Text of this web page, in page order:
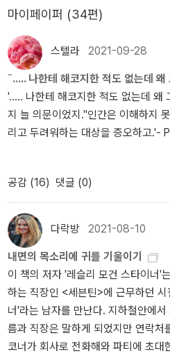
다는 걸 잘 알고 있습니다. 오스트레
경찰 '앤드류'가 이끄는 데로 다니며
인일 가능성이 대두되면서, 소설 중반
물던 '해리 홀레'는 의도치 않게 수사
쩌면 이 작품 속 '해리 홀레'는 운 나
어야 할 일들에 휩싸여 버린 건지도
지만 아직은 순수해 보이는 '해리 홀
이 자신의 남은 인생을 흔들어 놓을
로 평생 안고 살아가야할 또 다른 슬
게 아니에요, 해리. 오스트레일리아
개놓고 정작 그게 없어지자 그걸 깔아
원주민인 '애버리진'에게 죽음을 의미
작품은 백인들에게 자신들의 땅을 빼
신화가 상당히 중요한 부분을 차지하
억울한데 자신들에 관한 정부의 오락
참해지는 '애버리진'들의 이야기는
국의 원주민인 인디언들과는 다르게
율은 높아만 가고, 뒤늦게 보상이라
역력이 떨어져 통제 불가능한 중독자가
에서의 마지막 이야기는 첫 시작점
함 또는 우리가 이루고자 하는 이야기
것에 대한 나름의 교훈을 느꼈다. 90년대의 작품으로서 그 세대에서
풍기는 문화에 대한 어려움을 설명
도를 높였으며, 무엇보다도 이 책의
리의 시작과 아픔이 가장 큰 뿌리를
리 인생에서 알콜이 어떤 의미인지 그
설것 같지만 낯설지 않은, 그렇지만
만 사건을 조사 할수록 드러나는 진실
었습니다. 그러나 시드니의 형사들은
덮어 버리려 하지만 해리는 파트너
깊이 들어갑니다. 오스트레일리아 원
중간중간 해리에게 원주민의 역사와
하고, 애버리진 친구도 소개해주며 돈
중 일어난 앤드류의 죽음은 해리에게
알아챘다. 오늘밤에 분명 여왕이 등
다. 몸에 딱 달라붙는 검은옷을 입고
밑에 거미줄 같은걸 붙여서 악마처럼
는 생각했다. (234쪽)​​해리는 눈을 감
의상을 입은 자가 우리가 찾는 자에
따라 말했다. '애버리진에게 죽음의
레드브레스트에서 세계 제2차대전
이의 역사를 이야기했습니다. 오늘 읽
번 다른나라의 역사를 이야기합니다.
마이페이퍼 (34편)
스텔라 2021-09-28
˝..... 나한테 해코지한 적도 없는데 왜
'..... 나한테 해코지한 적도 없는데 왜
지 늘 의문이었지.''인간은 이해하지
리고 두려워하는 대상을 증오하고.'-
공감 (16) 댓글 (0)
다락방 2021-08-10
내면의 목소리에 귀를 기울이기
이 책의 저자 '레슬리 모건 스타이너'
하는 직장인 <세븐틴>에 근무하던
너'라는 남자를 만난다. 지하철안에서
름과 직장은 말하게 되었지만 연락처
코너가 회사로 전화해와 파티에 초대